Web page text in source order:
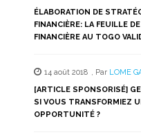
ÉLABORATION DE
FINANCIÈRE: LA FEUILLE
FINANCIÈRE AU TOGO
14 août 2018 , Par LOME
[ARTICLE SPONSORISÉ]
SI VOUS TRANSFORMIEZ
OPPORTUNITÉ ?